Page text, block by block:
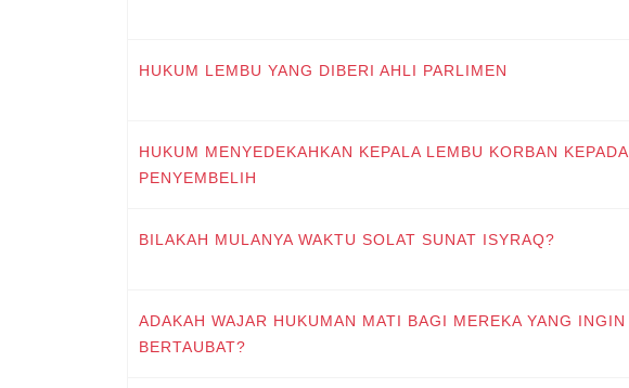
HUKUM LEMBU YANG DIBERI AHLI PARLIMEN
HUKUM MENYEDEKAHKAN KEPALA LEMBU KORBAN KEPADA
PENYEMBELIH
BILAKAH MULANYA WAKTU SOLAT SUNAT ISYRAQ?
ADAKAH WAJAR HUKUMAN MATI BAGI MEREKA YANG INGIN
BERTAUBAT?